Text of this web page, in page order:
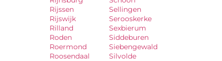
Rijssen
Rijswijk
Rilland
Roden
Roermond
Roosendaal
Sellingen
Serooskerke
Sexbierum
Siddeburen
Siebengewald
Silvolde